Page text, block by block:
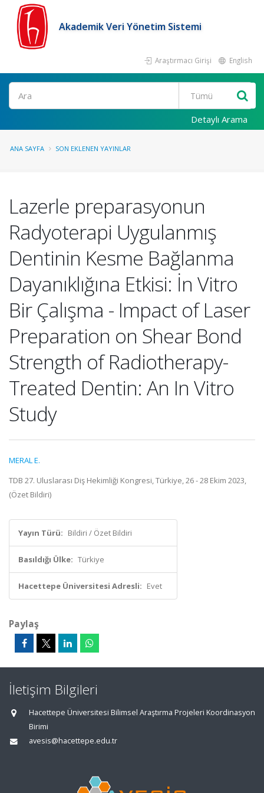
Akademik Veri Yönetim Sistemi
Araştırmacı Girişi English
Ara
Detaylı Arama
ANA SAYFA SON EKLENEN YAYINLAR
Lazerle preparasyonun
Radyoterapi Uygulanmış
Dentinin Kesme Bağlanma
Dayanıklığına Etkisi: İn Vitro
Bir Çalışma - Impact of Laser
Preparation on Shear Bond
Strength of Radiotherapy-
Treated Dentin: An In Vitro
Study
MERAL E.
TDB 27. Uluslarası Diş Hekimliği Kongresi, Türkiye, 26 - 28 Ekim 2023,
(Özet Bildiri)
Yayın Türü: Bildiri / Özet Bildiri
Basıldığı Ülke: Türkiye
Hacettepe Üniversitesi Adresli: Evet
Paylaş
İletişim Bilgileri
Hacettepe Üniversitesi Bilimsel Araştırma Projeleri Koordinasyon
Birimi
avesis@hacettepe.edu.tr